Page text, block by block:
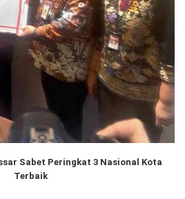
Sabet Peringkat 3 Nasional Kota
Terbaik